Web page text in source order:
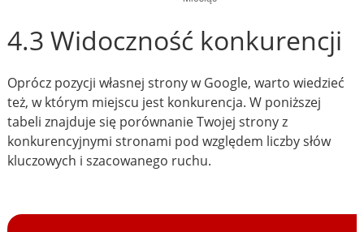
4.3 Widoczność konkurencji
Oprócz pozycji własnej strony w Google, warto wiedzieć
też, w którym miejscu jest konkurencja. W poniższej
tabeli znajduje się porównanie Twojej strony z
konkurencyjnymi stronami pod względem liczby słów
kluczowych i szacowanego ruchu.